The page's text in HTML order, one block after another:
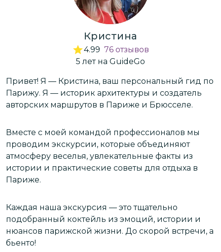
Кристина
4.99 76 отзывов
5 летна GuideGo
Привет! Я — Кристина, ваш персональный гид по
Парижу. Я — историк архитектуры и создатель
авторских маршрутов в Париже и Брюсселе.
Вместе с моей командой профессионалов мы
проводим экскурсии, которые объединяют
атмосферу веселья, увлекательные факты из
истории и практические советы для отдыха в
Париже.
Каждая наша экскурсия — это тщательно
подобранный коктейль из эмоций, истории и
нюансов парижской жизни. До скорой встречи, а
бьенто!